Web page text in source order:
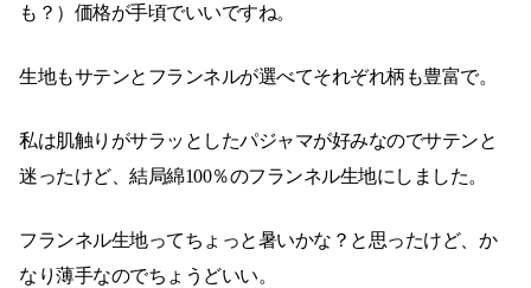
も？）価格が手頃でいいですね。
生地もサテンとフランネルが選べてそれぞれ柄も豊富で。
私は肌触りがサラッとしたパジャマが好みなのでサテンと
迷ったけど、結局綿100％のフランネル生地にしました。
フランネル生地ってちょっと暑いかな？と思ったけど、か
なり薄手なのでちょうどいい。